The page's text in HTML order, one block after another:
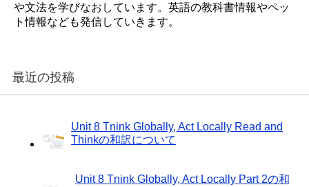
や文法を学びなおしています。英語の教科書情報やペッ
ト情報なども発信していきます。
最近の投稿
Unit 8 Tnink Globally, Act Locally Read and
Thinkの和訳について
Unit 8 Tnink Globally, Act Locally Part 2の和